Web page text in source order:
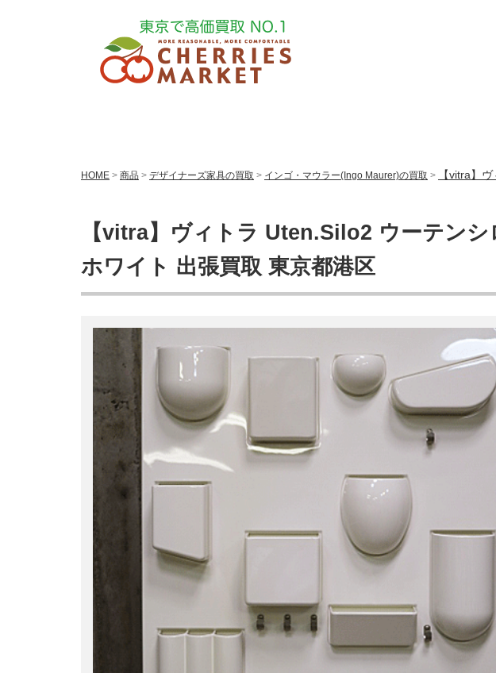
HOME > 商品 > デザイナーズ家具の買取 > インゴ・マウラー(Ingo Maurer)の買取 > 【vitra】
【vitra】ヴィトラ Uten.Silo2 ウーテンシ
ホワイト 出張買取 東京都港区